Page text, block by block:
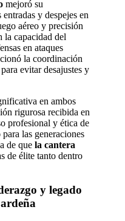
mejoró su
y despejes en
aéreo y precisión
la capacidad del
en ataques
la coordinación
evitar desajustes y
en ambos
rigurosa recibida en
profesional y ética de
las generaciones
de que la cantera
de élite tanto dentro
y legado